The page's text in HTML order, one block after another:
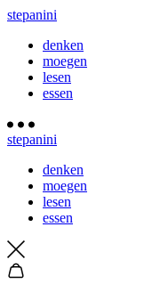
stepanini
denken
moegen
lesen
essen
stepanini
denken
moegen
lesen
essen